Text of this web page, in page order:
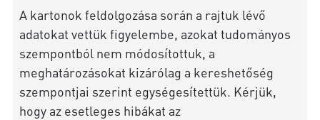
A kartonok feldolgozása során a rajtuk lévő
adatokat vettük figyelembe, azokat tudományos
szempontból nem módosítottuk, a
meghatározásokat kizárólag a kereshetőség
szempontjai szerint egységesítettük. Kérjük,
hogy az esetleges hibákat az